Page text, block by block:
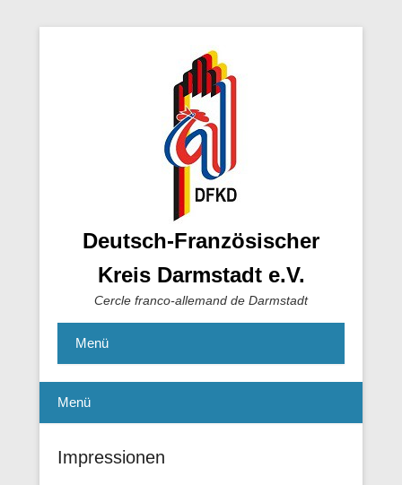
Deutsch-Französischer
Kreis Darmstadt e.V.
Cercle franco-allemand de Darmstadt
Menü
Menü
Impressionen